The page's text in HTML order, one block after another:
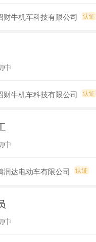
财牛机车科技有限公司
中
财牛机车科技有限公司
中
润达电动车有限公司
中